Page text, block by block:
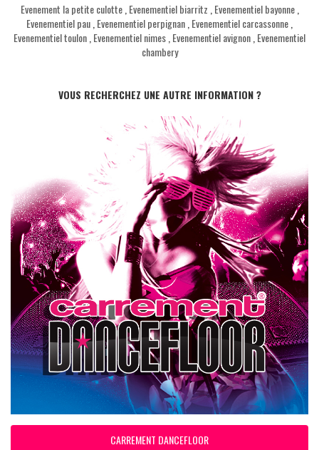
Evenement la petite culotte, Evenementiel biarritz Evenementiel bayonne,
Evenementiel pau Evenementiel perpignan Evenementiel carcassonne
Evenementiel toulon Evenementiel nimes Evenementiel avignon Evenementiel
chambery
VOUS RECHERCHEZ UNE AUTRE INFORMATION ?
CARREMENT DANCEFLOOR